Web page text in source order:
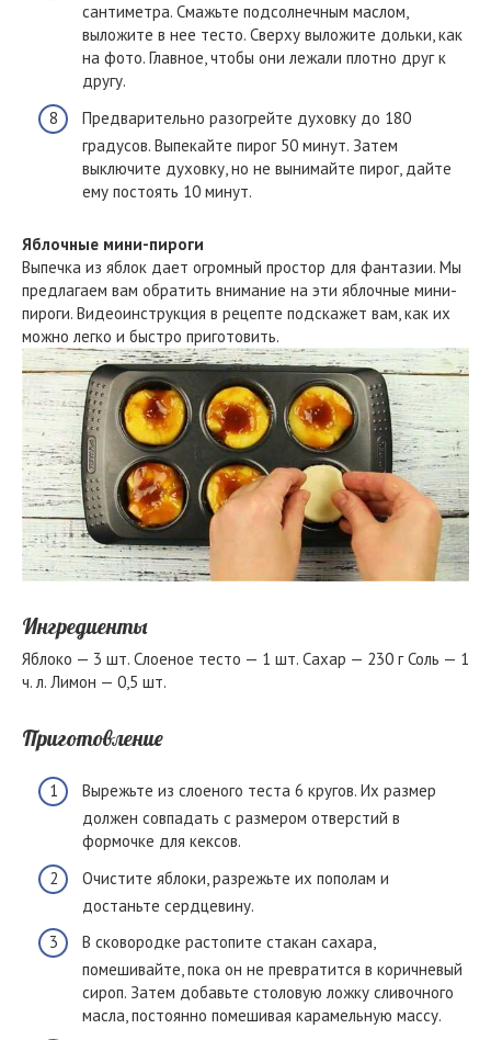
сантиметра. Смажьте подсолнечным маслом,
выложите в нее тесто. Сверху выложите дольки, как
на фото. Главное, чтобы они лежали плотно друг к
другу.
Предварительно разогрейте духовку до 180
градусов. Выпекайте пирог 50 минут. Затем
выключите духовку, но не вынимайте пирог, дайте
ему постоять 10 минут.
Яблочные мини-пироги
Выпечка из яблок дает огромный простор для фантазии. Мы
предлагаем вам обратить внимание на эти яблочные мини-
пироги. Видеоинструкция в рецепте подскажет вам, как их
можно легко и быстро приготовить.
Ингредиенты
Яблоко — 3 шт. Слоеное тесто — 1 шт. Сахар — 230 г Соль — 1
ч. л. Лимон — 0,5 шт.
Приготовление
Вырежьте из слоеного теста 6 кругов. Их размер
должен совпадать с размером отверстий в
формочке для кексов.
Очистите яблоки, разрежьте их пополам и
достаньте сердцевину.
В сковородке растопите стакан сахара,
помешивайте, пока он не превратится в коричневый
сироп. Затем добавьте столовую ложку сливочного
масла, постоянно помешивая карамельную массу.